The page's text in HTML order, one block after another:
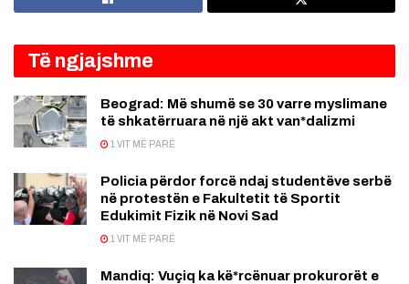
Të ngjajshme
Beograd: Më shumë se 30 varre myslimane
të shkatërruara në një akt van*dalizmi
1 VIT MË PARË
Policia përdor forcë ndaj studentëve serbë
në protestën e Fakultetit të Sportit
Edukimit Fizik në Novi Sad
1 VIT MË PARË
Mandiq: Vuçiq ka kë*rcënuar prokurorët e